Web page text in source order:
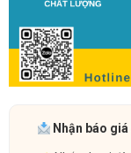
Nhận báo